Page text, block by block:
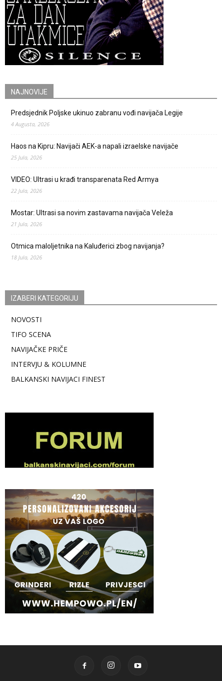
NAJNOVIJE
Predsjednik Poljske ukinuo zabranu vođi navijača Legije
4 Augusta, 2026
Haos na Kipru: Navijači AEK-a napali izraelske navijače
25 Jula, 2026
VIDEO: Ultrasi u krađi transparenata Red Armya
22 Jula, 2026
Mostar: Ultrasi sa novim zastavama navijača Veleža
21 Jula, 2026
Otmica maloljetnika na Kaluđerici zbog navijanja?
18 Jula, 2026
IZABERI KATEGORIJU
NOVOSTI
TIFO SCENA
NAVIJAČKE PRIČE
INTERVJU & KOLUMNE
BALKANSKI NAVIJACI FINEST